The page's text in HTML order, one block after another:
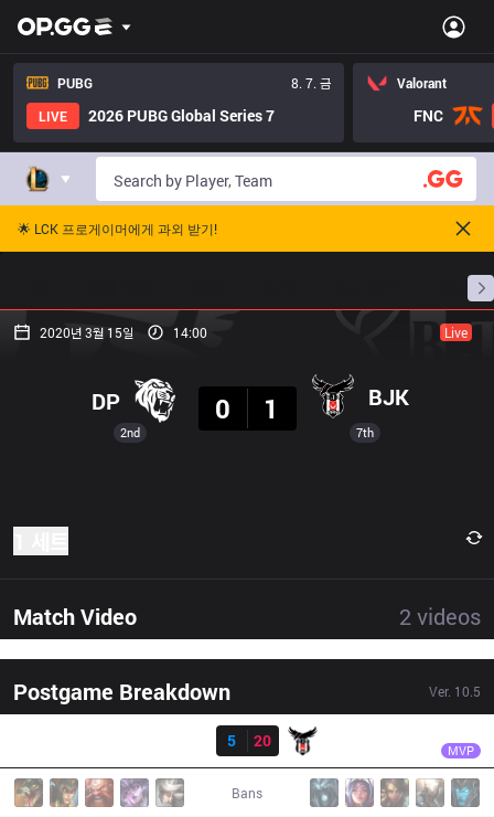
PUBG
8. 7. 금
LIVE
2026 PUBG Global Series 7
Valorant
FNC
🌟 LCK 프로게이머에게 과외 받기!
프로빌
2020년 3월 15일 14:00 Live
2nd
DP
0
1 BJK
7th
Match Video 2 videos
Postgame Breakdown Ver. 10.5
5
20 MVP
Bans